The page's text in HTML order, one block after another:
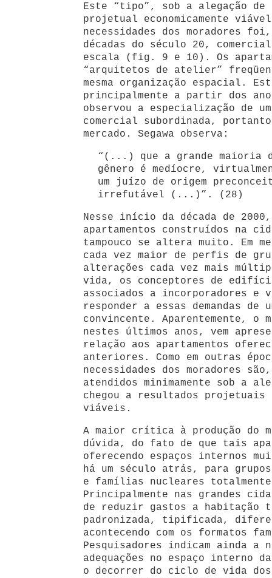
Este “tipo”, sob a alegação de
projetual economicamente
necessidades dos moradores
décadas do século 20,
escala (fig. 9 e 10). Os
“arquitetos de atelier”
mesma organização espacial.
principalmente a partir dos
observou a especialização de
comercial subordinada,
mercado. Segawa observa:
“(...) que a grande maioria
gênero é medíocre,
um juízo de origem
irrefutável (...)”. (28)
Nesse início da década de
apartamentos construídos na
tampouco se altera muito. Em
cada vez maior de perfis de
alterações cada vez mais
vida, os conceptores de
associados a incorporadores e
responder a essas demandas de
convincente. Aparentemente, o
nestes últimos anos, vem
relação aos apartamentos
anteriores. Como em outras
necessidades dos moradores
atendidos minimamente sob a
chegou a resultados projetuais
viáveis.
A maior crítica à produção do
dúvida, do fato de que tais
oferecendo espaços internos
há um século atrás, para
e famílias nucleares
Principalmente nas grandes
de reduzir gastos a habitação
padronizada, tipificada,
acontecendo com os formatos
Pesquisadores indicam ainda a
adequações no espaço interno
o decorrer do ciclo de vida